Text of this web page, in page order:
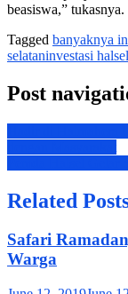
beasiswa,” tukasnya.
Tagged banyaknya
selataninvestasi halsel
Post
Related
Safari
Warga